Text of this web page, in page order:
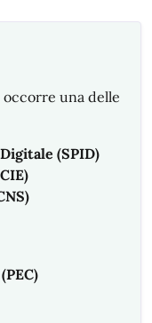
una delle
(SPID)